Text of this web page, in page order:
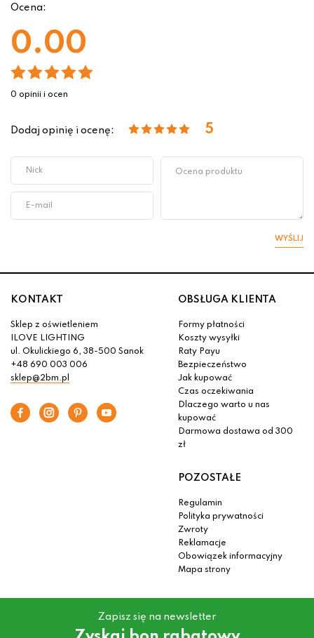
Ocena:
0.00
0 opinii i ocen
Dodaj opinię i ocenę: 5
WYŚLIJ
KONTAKT
Sklep z oświetleniem
ILOVE LIGHTING
ul. Okulickiego 6, 38-500 Sanok
+48 690 003 006
sklep@2bm.pl
OBSŁUGA KLIENTA
Formy płatności
Koszty wysyłki
Raty Payu
Bezpieczeństwo
Jak kupować
Czas oczekiwania
Dlaczego warto u nas
kupować
Darmowa dostawa od 300
zł
POZOSTAŁE
Regulamin
Polityka prywatności
Zwroty
Reklamacje
Obowiązek informacyjny
Mapa strony
Zapisz się na newsletter